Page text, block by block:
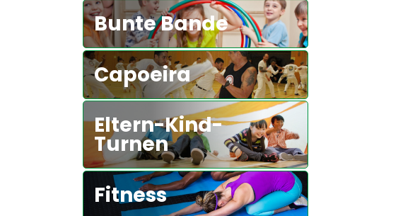
Bunte Bande
Capoeira
Eltern-Kind-
Turnen
Fitness